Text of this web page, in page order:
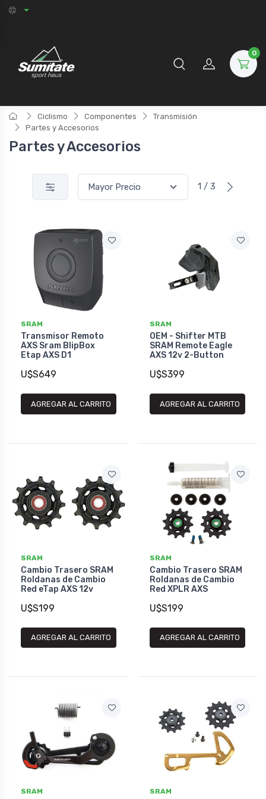
0
Ciclismo Componentes
Transmisión
Partes y Accesorios
Partes y Accesorios
1 / 3
SRAM
Transmisor Remoto
AXS Sram BlipBox
Etap AXS D1
U$S649
AGREGAR AL CARRITO
SRAM
OEM - Shifter MTB
SRAM Remote Eagle
AXS 12v 2-Button
U$S399
AGREGAR AL CARRITO
SRAM
Cambio Trasero SRAM
Roldanas de Cambio
Red eTap AXS 12v
U$S199
AGREGAR AL CARRITO
SRAM
Cambio Trasero SRAM
Roldanas de Cambio
Red XPLR AXS
U$S199
AGREGAR AL CARRITO
SRAM SRAM